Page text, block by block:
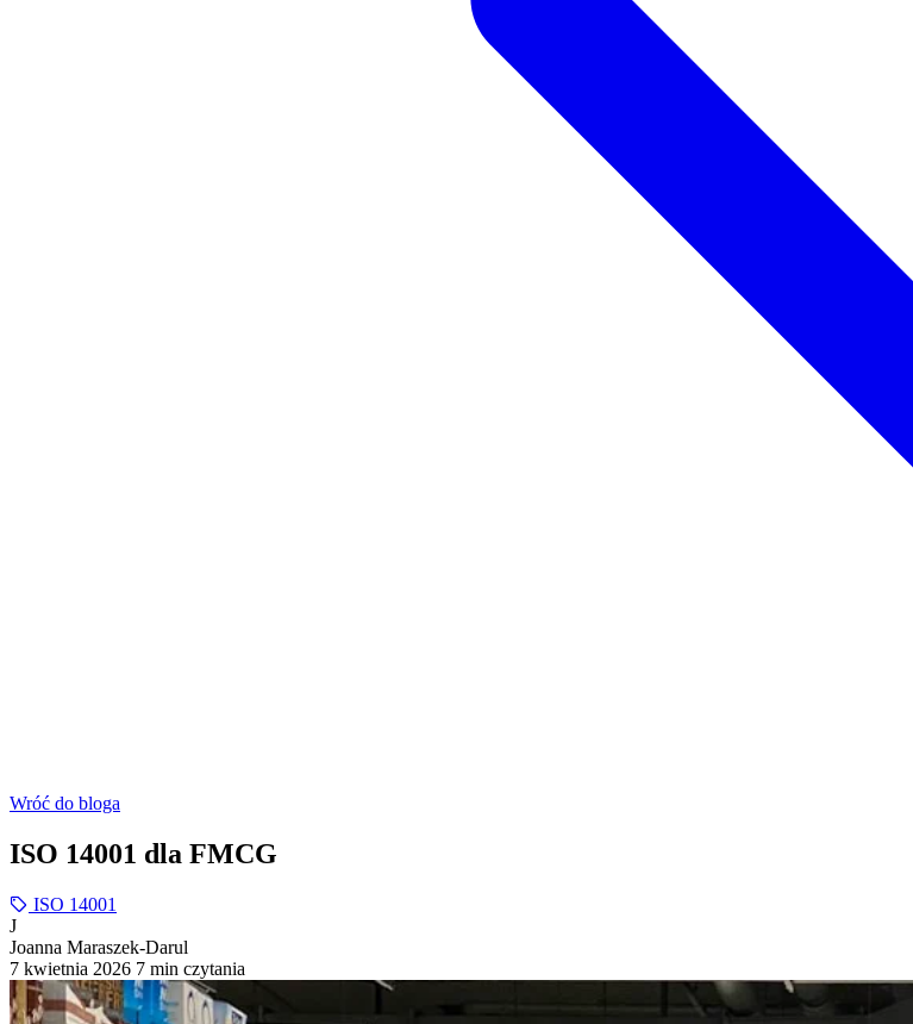
Wróć do bloga
ISO 14001 dla FMCG
ISO 14001
J
Joanna Maraszek-Darul
7 kwietnia 2026 7 min czytania